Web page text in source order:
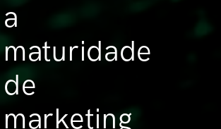
a
maturidade
de
marketing